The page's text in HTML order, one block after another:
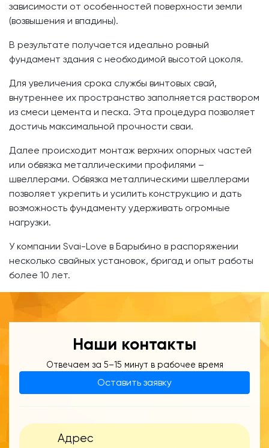
зависимости от особенностей поверхности земли
(возвышения и впадины).
В результате получается идеально ровный
фундамент здания с необходимой высотой цоколя.
Для увеличения срока службы винтовых свай,
внутреннее их пространство заполняется раствором
из смеси цемента и песка. Эта процедура позволяет
достичь максимальной прочности сваи.
Далее происходит монтаж верхних опорных частей
или обвязка металлическими профилями –
швеллерами. Обвязка металлическими швеллерами
позволяет укрепить и усилить конструкцию и дать
возможность фундаменту удерживать огромные
нагрузки.
У компании Svai-Love в Барыбино в распоряжении
несколько свайных установок, бригад и опыт работы
более 10 лет.
Наши контакты
Отвечаем за 5–15 минут в рабочее время
Оставить заявку
Адрес